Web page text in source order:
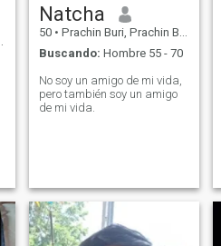
Natcha
50 • Prachin Buri, Prachin Buri, Tailandia
Buscando: Hombre 55 - 70
No soy un amigo de mi vida,
pero también soy un amigo
de mi vida.